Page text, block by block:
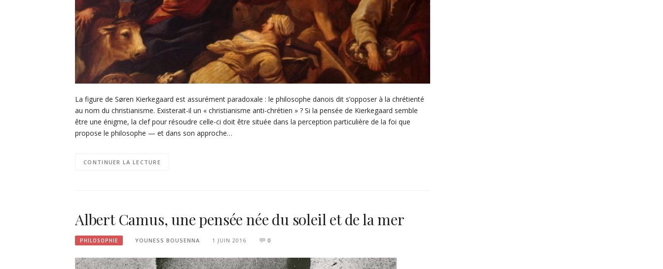
La figure de Søren Kierkegaard est assurément paradoxale : le philosophe danois dit s’opposer à la chrétienté
au nom du christianisme. Existerait-il un « christianisme anti-chrétien » ? Si la pensée de Kierkegaard semble
être une énigme, la clef pour résoudre celle-ci doit être située dans la perception particulière de la foi que
propose le philosophe — et dans son approche…
CONTINUER LA LECTURE
Albert Camus, une pensée née du soleil et de la mer
PHILOSOPHIE YOUNESS BOUSENNA 1 JUIN 2016 0